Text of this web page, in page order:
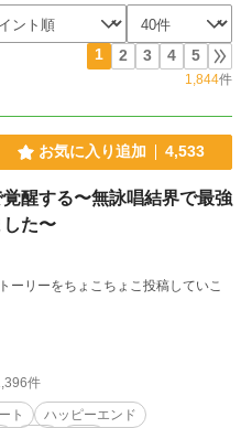
1 2 3 4 5
1,844件
お気に入り追加 4,533
醒する〜無詠唱結界で最強
た〜
件
ト
ハッピーエンド